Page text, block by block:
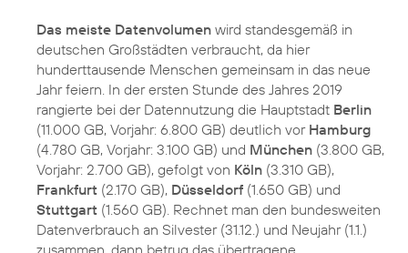
Das meiste Datenvolumen wird standesgemäß in
deutschen Großstädten verbraucht, da hier
hunderttausende Menschen gemeinsam in das neue
Jahr feiern. In der ersten Stunde des Jahres 2019
rangierte bei der Datennutzung die Hauptstadt Berlin
(11.000 GB, Vorjahr: 6.800 GB) deutlich vor Hamburg
(4.780 GB, Vorjahr: 3.100 GB) und München (3.800 GB,
Vorjahr: 2.700 GB), gefolgt von Köln (3.310 GB),
Frankfurt (2.170 GB), Düsseldorf (1.650 GB) und
Stuttgart (1.560 GB). Rechnet man den bundesweiten
Datenverbrauch an Silvester (31.12.) und Neujahr (1.1.)